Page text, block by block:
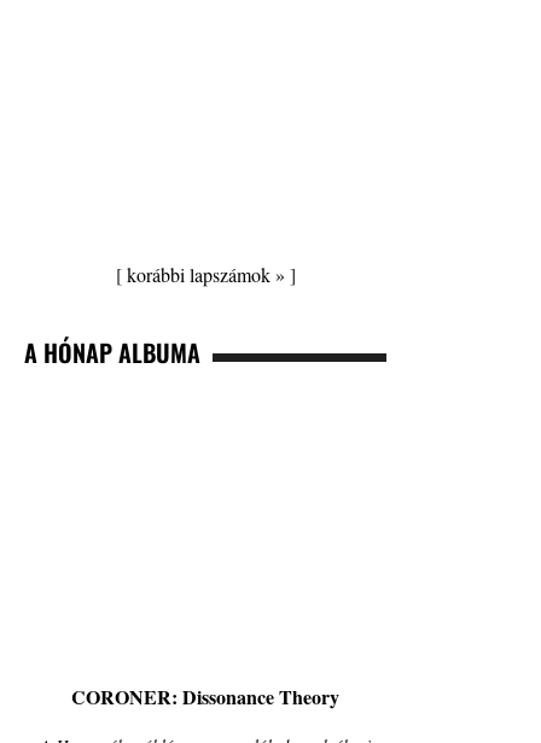
[korábbi lapszámok » ]
A HÓNAP ALBUMA
CORONER: Dissonance Theory